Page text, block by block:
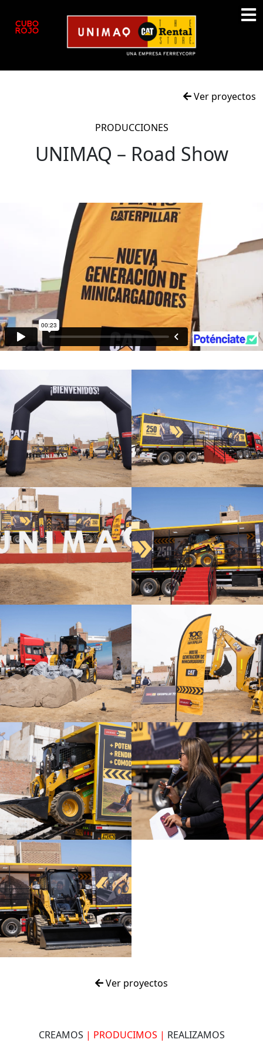
Ver proyectos
PRODUCCIONES
UNIMAQ – Road Show
Ver proyectos
CREAMOS | PRODUCIMOS | REALIZAMOS